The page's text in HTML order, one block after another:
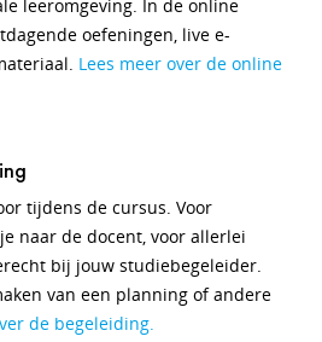
leeromgeving. In de online
oefeningen, live e-
Lees meer over de online
tijdens de cursus. Voor
naar de docent, voor allerlei
bij jouw studiebegeleider.
van een planning of andere
de begeleiding.